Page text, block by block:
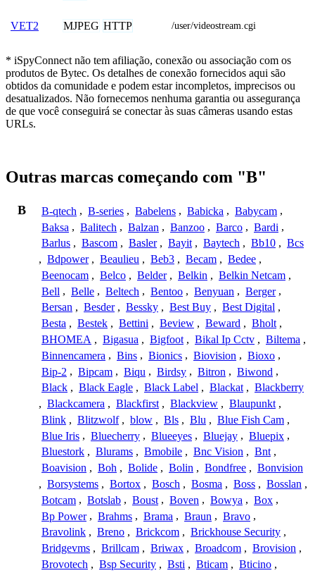
VET2 MJPEG HTTP /user/videostream.cgi
* iSpyConnect não tem afiliação, conexão ou associação com os
produtos de Bytec. Os detalhes de conexão fornecidos aqui são
obtidos da comunidade e podem estar incompletos, imprecisos ou
desatualizados. Não fornecemos nenhuma garantia ou assegurança
de que você conseguirá se conectar às suas câmeras usando estas
URLs.
Outras marcas começando com "B"
B B-qtech , B-series , Babelens , Babicka , Babycam ,
Baksa , Balitech , Balzan , Banzoo , Barco , Bardi ,
Barlus , Bascom , Basler , Bayit , Baytech , Bb10 , Bcs
, Bdpower , Beaulieu , Beb3 , Becam , Bedee ,
Beenocam , Belco , Belder , Belkin , Belkin Netcam ,
Bell , Belle , Beltech , Bentoo , Benyuan , Berger ,
Bersan , Besder , Bessky , Best Buy , Best Digital ,
Besta , Bestek , Bettini , Beview , Beward , Bholt ,
BHOMEA , Bigasua , Bigfoot , Bikal Ip Cctv , Biltema ,
Binnencamera , Bins , Bionics , Biovision , Bioxo ,
Bip-2 , Bipcam , Biqu , Birdsy , Bitron , Biwond ,
Black , Black Eagle , Black Label , Blackat , Blackberry
, Blackcamera , Blackfirst , Blackview , Blaupunkt ,
Blink , Blitzwolf , blow , Bls , Blu , Blue Fish Cam ,
Blue Iris , Bluecherry , Blueeyes , Bluejay , Bluepix ,
Bluestork , Blurams , Bmobile , Bnc Vision , Bnt ,
Boavision , Boh , Bolide , Bolin , Bondfree , Bonvision
, Borsystems , Bortox , Bosch , Bosma , Boss , Bosslan ,
Botcam , Botslab , Boust , Boven , Bowya , Box ,
Bp Power , Brahms , Brama , Braun , Bravo ,
Bravolink , Breno , Brickcom , Brickhouse Security ,
Bridgevms , Brillcam , Briwax , Broadcom , Brovision ,
Brovotech , Bsp Security , Bsti , Bticam , Bticino ,